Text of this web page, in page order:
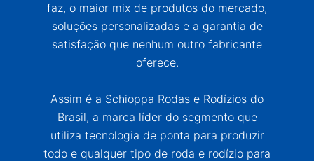
faz, o maior mix de produtos do mercado,
soluções personalizadas e a garantia de
satisfação que nenhum outro fabricante
oferece.
Assim é a Schioppa Rodas e Rodízios do
Brasil, a marca líder do segmento que
utiliza tecnologia de ponta para produzir
todo e qualquer tipo de roda e rodízio para